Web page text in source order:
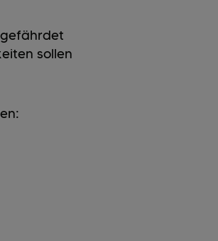
sollen